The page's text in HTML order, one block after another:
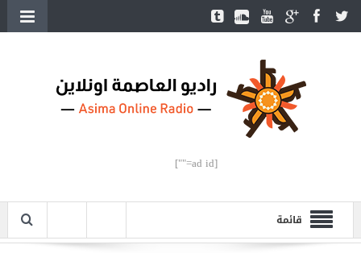
[ad id=""]
قائمة